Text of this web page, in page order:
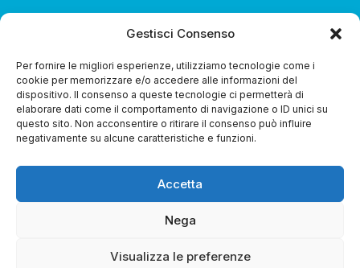
Gestisci Consenso
Per fornire le migliori esperienze, utilizziamo tecnologie come i
cookie per memorizzare e/o accedere alle informazioni del
dispositivo. Il consenso a queste tecnologie ci permetterà di
elaborare dati come il comportamento di navigazione o ID unici su
questo sito. Non acconsentire o ritirare il consenso può influire
negativamente su alcune caratteristiche e funzioni.
Accetta
Nega
Visualizza le preferenze
coordinamento da parte di Coop Alleanza 3.0 Soc. Coop.
Sede legale: via Ragazzi del ’99 nr. 51 42124 Reggio Emilia
(RE)
P.Iva 00651840365
Home i Programmi Diretta Streaming Guida TV
Chi
Gerenza